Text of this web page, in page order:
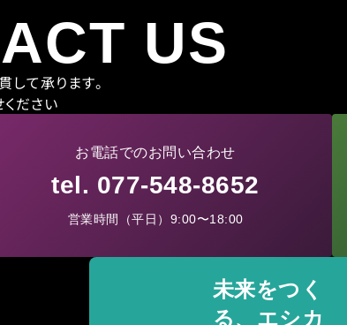
US
して承ります。
ださい
お電話でのお問い合わせ
tel. 077-548-8652
営業時間（平日）9:00〜18:00
未来をつく
る、エシカ